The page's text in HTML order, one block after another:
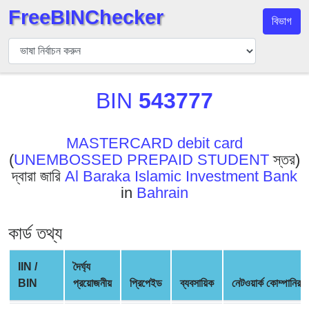
বিন
যাচাইকারী
বিন
এপিআই
BIN
Checker
v2
FreeBINChecker বিভাগ
BIN 543777
MASTERCARD debit card
(UNEMBOSSED PREPAID STUDENT স্তর)
দ্বারা জারি Al Baraka Islamic Investment Bank
in Bahrain
কার্ড তথ্য
IIN /
BIN
দৈর্ঘ্য
প্রয়োজনীয়
প্রিপেইড ব্যবসায়িক নেটওয়ার্ক কোম্পানির